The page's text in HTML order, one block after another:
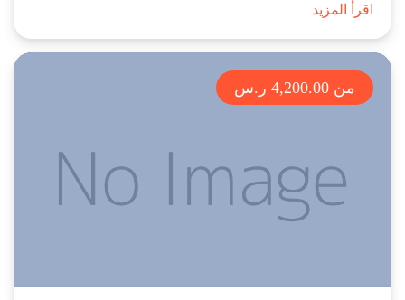
اقرأ المزيد
من 4,200.00 ر.س